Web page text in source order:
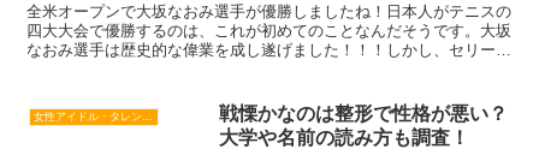
全米オープンで大坂なおみ選手が優勝しましたね！日本人がテニスの
四大大会で優勝するのは、これが初めてのことなんだそうです。大坂
なおみ選手は歴史的な偉業を成し遂げました！！！しかし、セリーナ
戦慄かなのは整形で性格が悪い？
大学や名前の読み方も調査！